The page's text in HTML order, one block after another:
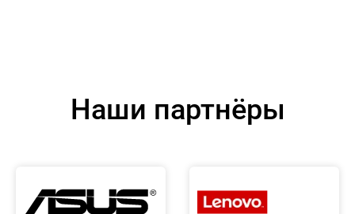
Наши партнёры